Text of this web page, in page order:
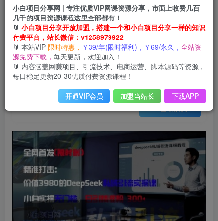
0 142 61
此内容为会员免费，请付费后查看
云币3 限时特惠
云币 99
年VIP免费 终身VIP会员免费
登录购买
会员免费 已售 25
小白项目分享网 | 专注优质VIP网课资源分享，市面上收费几百
几千的项目资源课程这里全部都有！
🔰 小白项目分享开放加盟，搭建一个和小白项目分享一样的知识
付费平台，站长微信：v1258979922
🔰 本站VIP 限时特惠， ￥39/年(限时福利)，￥69/永久， 全站资
源免费下载， 每天更新，欢迎加入！
🔰 内容涵盖网赚项目、引流技术、电商运营、脚本源码等资源，
每日稳定更新20-30优质付费资源课程！
开通VIP会员 加盟当站长 下载APP